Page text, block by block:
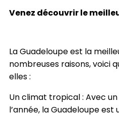
Venez découvrir le
La Guadeloupe est la
nombreuses raisons, voici
elles :
Un climat tropical : Avec
l’année, la Guadeloupe